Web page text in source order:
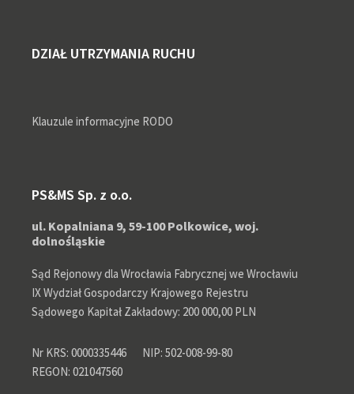
DZIAŁ UTRZYMANIA RUCHU
Klauzule informacyjne RODO
PS&MS Sp. z o.o.
ul. Kopalniana 9, 59-100 Polkowice, woj.
dolnośląskie
Sąd Rejonowy dla Wrocławia Fabrycznej we Wrocławiu
IX Wydział Gospodarczy Krajowego Rejestru
Sądowego Kapitał Zakładowy: 200 000,00 PLN
Nr KRS: 0000335446
NIP: 502-008-99-80
REGON: 021047560